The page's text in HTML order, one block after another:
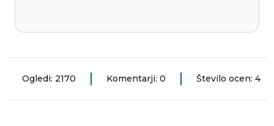
Ogledi: 2170 Komentarji: 0 Število ocen: 4